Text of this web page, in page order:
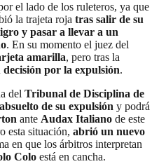
el lado de los ruleteros, ya que
la trajeta roja tras salir de su
y pasar a llevar a un
. En su momento el juez del
amarilla, pero tras la
decisión por la expulsión.
del Tribunal de Disciplina de
de su expulsión y podrá
ante Audax Italiano de este
esta situación, abrió un nuevo
en que los árbitros interpretan
Colo está en cancha.